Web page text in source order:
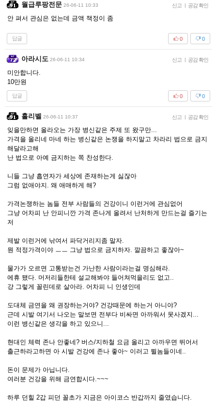
월급루팡전문 26-06-11 10:33 신고 | 공감 확인
안 펴서 관심은 없는데 금액 책정이 좀
답글 0
0
아라시도 26-06-11 10:34 신고 | 공감 확인
미안합니다.
10만원
답글 0
0
홀리벨 26-06-11 10:37 신고 | 공감 확인
잊을만하면 올라오는 가장 병신같은 주제 또 왔구만...
가격을 올리네 마네 하는 병신같은 논쟁을 하지말고 차라리 법으로 금지
해달라고해
난 법으로 아예 금지하는 쪽 찬성한다.
니들 그냥 흡연자가 세상에 존재하는게 싫잖아
그럼 없애야지. 왜 애매하게 해?
가격논쟁하는 놈들 전부 사람들의 건강이니 이런거에 관심없어
그냥 어차피 난 안피니깐 가격 존나게 올려서 난처하게 만드는걸 즐기는
저
제발 이런거에 낚여서 파닥거리지좀 말자.
뭔 적정가격이야 ㅡㅡ 그냥 법으로 금지하자. 깔끔하고 좋잖아~
물가가 오르면 고통받는건 가난한 사람이라는걸 명심해라.
에휴 됐다. 머저리들한테 설교해봐야 들어쳐먹을리도 없고..
걍 그렇게 꼴린데로 살아라. 어차피 니 인생인데
도대체 금연을 왜 권장하는거야? 건강때문에 하는거 아니야?
근데 시발 여기서 나오는 말보면 전부다 비싸면 아까워서 못사겠지...
이런 병신같은 생각을 하고 있으니...
현대인 체력 존나 안좋네? 버스/지하철 요금 올리고 아까우면 뛰어서
출근하라고하면 아 시발 건강에 존나 좋아~ 이러고 뛸놈들이네..
돈이 문제가 아닙니다.
여러분 건강을 위해 금연합시다.~~~
하루 던힐 2갑 피던 꼴초가 지금은 아이코스 반갑까지 줄였습니다.